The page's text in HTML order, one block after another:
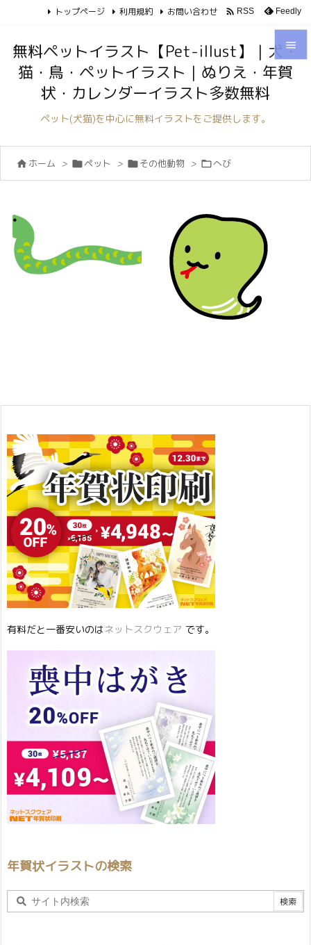



トップページ 利用規約 お問い合わせ  RSS Feedly
無料ペットイラスト【Pet-illust】｜犬・
猫・鳥・ペットイラスト｜ぬりえ・年賀
状・カレンダーイラスト多数無料
ペット(犬猫)を中心に無料イラストをご提供します。
 ホーム > ペット > その他動物 > へび
有料だと一番安いのはネットスクウェア です。
年賀状イラストの検索